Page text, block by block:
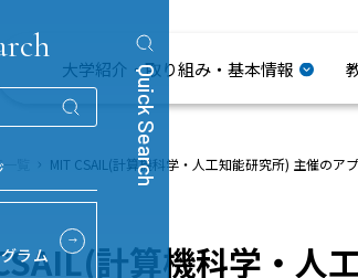
ラム
→
Quick Search
大学紹介・取り組み・基本情報
覧 MIT CSAIL(計算機科学・人工知能研究所) 主催の
計算機科学・人